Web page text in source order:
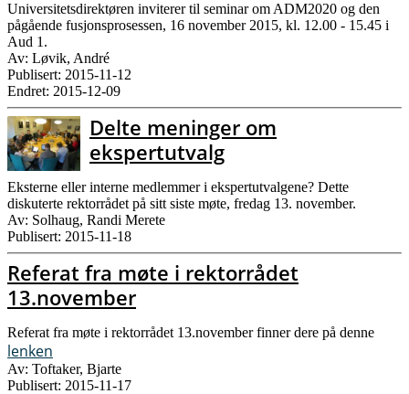
Universitetsdirektøren inviterer til seminar om ADM2020 og den
pågående fusjonsprosessen, 16 november 2015, kl. 12.00 - 15.45 i
Aud 1.
Av: Løvik, André
Publisert: 2015-11-12
Endret: 2015-12-09
Delte meninger om
ekspertutvalg
Eksterne eller interne medlemmer i ekspertutvalgene? Dette
diskuterte rektorrådet på sitt siste møte, fredag 13. november.
Av: Solhaug, Randi Merete
Publisert: 2015-11-18
Referat fra møte i rektorrådet
13.november
Referat fra møte i rektorrådet 13.november finner dere på denne
lenken
Av: Toftaker, Bjarte
Publisert: 2015-11-17